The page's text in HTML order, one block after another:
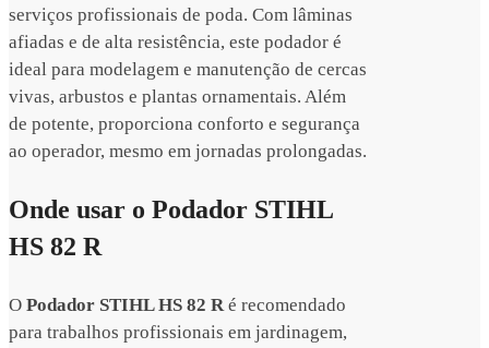
serviços profissionais de poda. Com lâminas
afiadas e de alta resistência, este podador é
ideal para modelagem e manutenção de cercas
vivas, arbustos e plantas ornamentais. Além
de potente, proporciona conforto e segurança
ao operador, mesmo em jornadas prolongadas.
Onde usar o Podador STIHL
HS 82 R
O Podador STIHL HS 82 Ré recomendado
para trabalhos profissionais em jardinagem,